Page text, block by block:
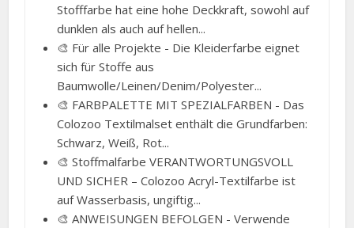
Stofffarbe hat eine hohe Deckkraft, sowohl auf
dunklen als auch auf hellen...
🎨 Für alle Projekte - Die Kleiderfarbe eignet
sich für Stoffe aus
Baumwolle/Leinen/Denim/Polyester...
🎨 FARBPALETTE MIT SPEZIALFARBEN - Das
Colozoo Textilmalset enthält die Grundfarben:
Schwarz, Weiß, Rot...
🎨 Stoffmalfarbe VERANTWORTUNGSVOLL
UND SICHER – Colozoo Acryl-Textilfarbe ist
auf Wasserbasis, ungiftig...
🎨 ANWEISUNGEN BEFOLGEN - Verwende